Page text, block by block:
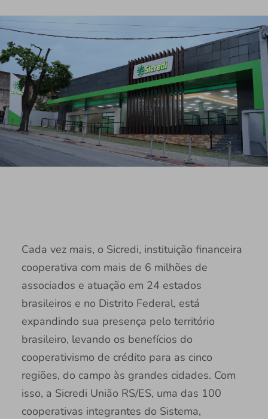
Cada vez mais, o Sicredi, instituição financeira
cooperativa com mais de 6 milhões de
associados e atuação em 24 estados
brasileiros e no Distrito Federal, está
expandindo sua presença pelo território
brasileiro, levando os benefícios do
cooperativismo de crédito para as cinco
regiões, do campo às grandes cidades. Com
isso, a Sicredi União RS/ES, uma das 100
cooperativas integrantes do Sistema,